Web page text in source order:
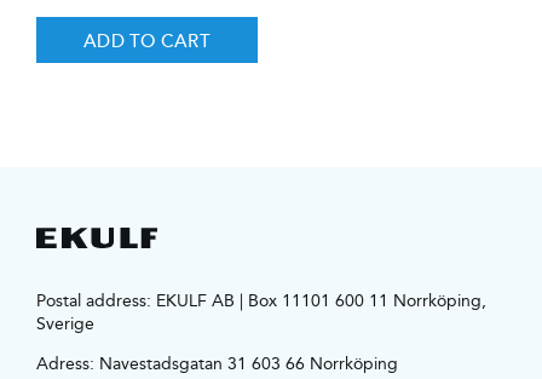
ADD TO CART
Postal address: EKULF AB | Box 11101 600 11 Norrköping,
Sverige
Adress: Navestadsgatan 31 603 66 Norrköping